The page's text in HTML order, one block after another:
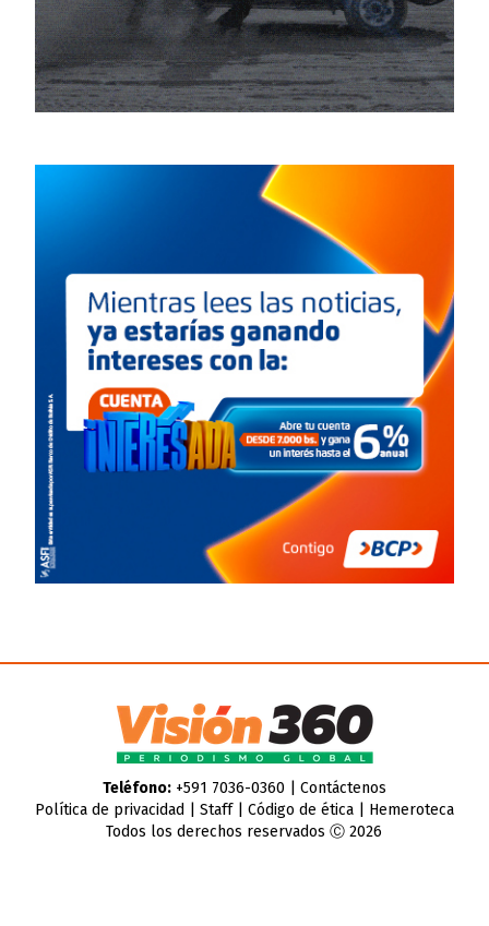
Teléfono:+591 7036-0360 | Contáctenos
Política de privacidad
Staff| Código de ética| Hemeroteca
Todos los derechos reservados Ⓒ 2026